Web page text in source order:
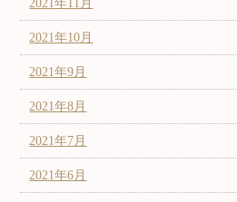
2021年11月
2021年10月
2021年9月
2021年8月
2021年7月
2021年6月